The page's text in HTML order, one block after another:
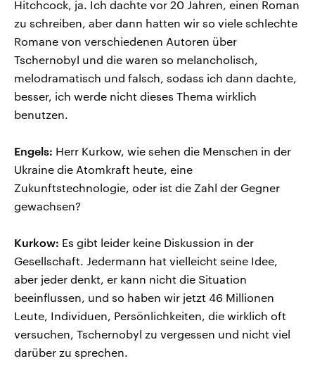
Hitchcock, ja. Ich dachte vor 20 Jahren, einen Roman
zu schreiben, aber dann hatten wir so viele schlechte
Romane von verschiedenen Autoren über
Tschernobyl und die waren so melancholisch,
melodramatisch und falsch, sodass ich dann dachte,
besser, ich werde nicht dieses Thema wirklich
benutzen.
Engels: Herr Kurkow, wie sehen die Menschen in der
Ukraine die Atomkraft heute, eine
Zukunftstechnologie, oder ist die Zahl der Gegner
gewachsen?
Kurkow: Es gibt leider keine Diskussion in der
Gesellschaft. Jedermann hat vielleicht seine Idee,
aber jeder denkt, er kann nicht die Situation
beeinflussen, und so haben wir jetzt 46 Millionen
Leute, Individuen, Persönlichkeiten, die wirklich oft
versuchen, Tschernobyl zu vergessen und nicht viel
darüber zu sprechen.